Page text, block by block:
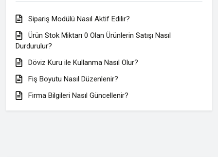
Sipariş Modülü Nasıl Aktif Edilir?
Ürün Stok Miktarı 0 Olan Ürünlerin Satışı Nasıl
Durdurulur?
Döviz Kuru ile Kullanma Nasıl Olur?
Fiş Boyutu Nasıl Düzenlenir?
Firma Bilgileri Nasıl Güncellenir?